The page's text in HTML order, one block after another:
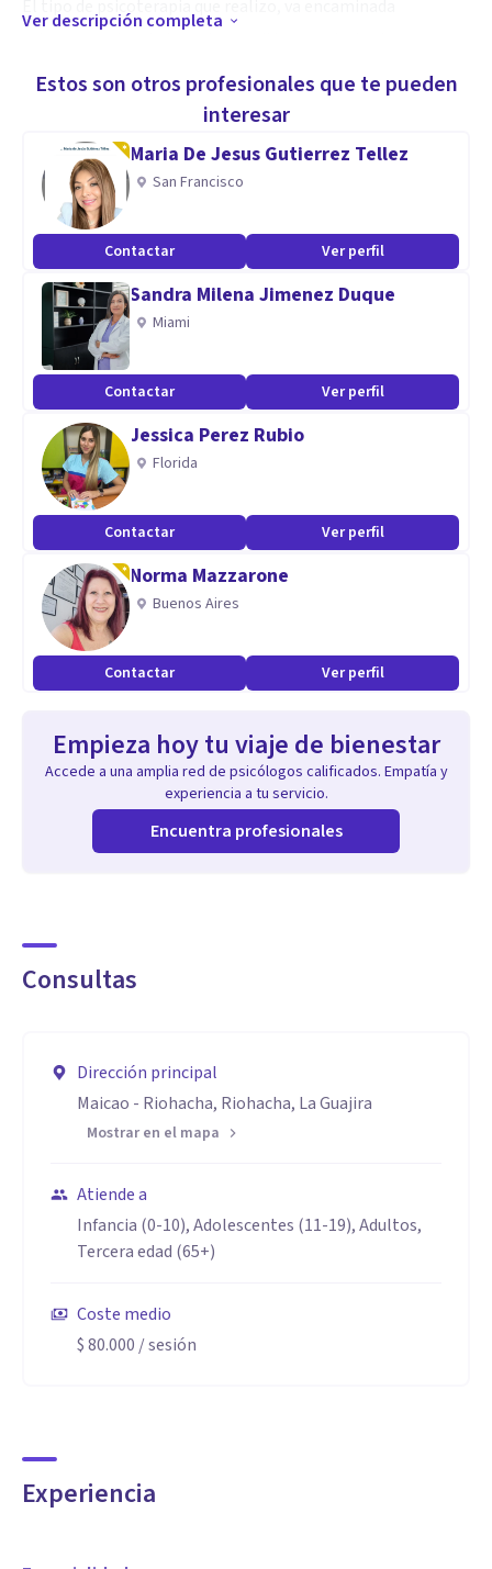
Especialidad
emocional, manejo de ansiedad, estrés y autoestima.
Aptitudes
Los casos que más he trabajado han sido: Procesos de
autoestima y autoeficacia, Depresión, Ansiedad, Habilidades
sociales, TDAH.
Ver descripción completa
Estos son otros profesionales que te pueden
interesar
Maria De Jesus Gutierrez Tellez
San Francisco
Contactar Ver perfil
Sandra Milena Jimenez Duque
Miami
Contactar Ver perfil
Jessica Perez Rubio
Florida
Contactar Ver perfil
Norma Mazzarone
Buenos Aires
Contactar Ver perfil
Empieza hoy tu viaje de bienestar
Accede a una amplia red de psicólogos calificados. Empatía y
experiencia a tu servicio.
Encuentra profesionales
Consultas
Dirección principal
Maicao - Riohacha, Riohacha, La Guajira
Mostrar en el mapa
Atiende a
Infancia (0-10), Adolescentes (11-19), Adultos,
Tercera edad (65+)
Coste medio
$ 80.000 / sesión
Experiencia